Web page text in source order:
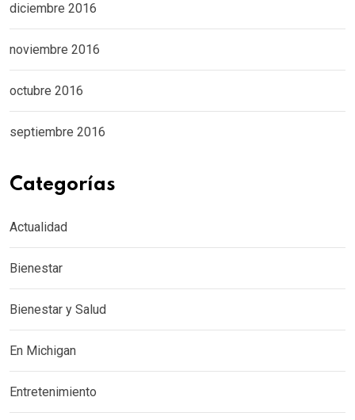
diciembre 2016
noviembre 2016
octubre 2016
septiembre 2016
Categorías
Actualidad
Bienestar
Bienestar y Salud
En Michigan
Entretenimiento